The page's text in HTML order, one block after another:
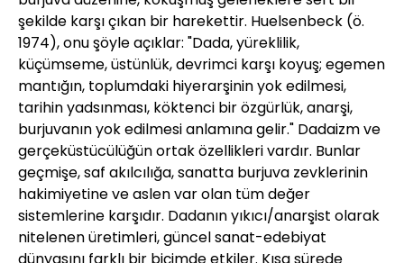
şekilde karşı çıkan bir harekettir. Huelsenbeck (ö.
1974), onu şöyle açıklar: "Dada, yüreklilik,
küçümseme, üstünlük, devrimci karşı koyuş; egemen
mantığın, toplumdaki hiyerarşinin yok edilmesi,
tarihin yadsınması, köktenci bir özgürlük, anarşi,
burjuvanın yok edilmesi anlamına gelir." Dadaizm ve
gerçeküstücülüğün ortak özellikleri vardır. Bunlar
geçmişe, saf akılcılığa, sanatta burjuva zevklerinin
hakimiyetine ve aslen var olan tüm değer
sistemlerine karşıdır. Dadanın yıkıcı/anarşist olarak
nitelenen üretimleri, güncel sanat-edebiyat